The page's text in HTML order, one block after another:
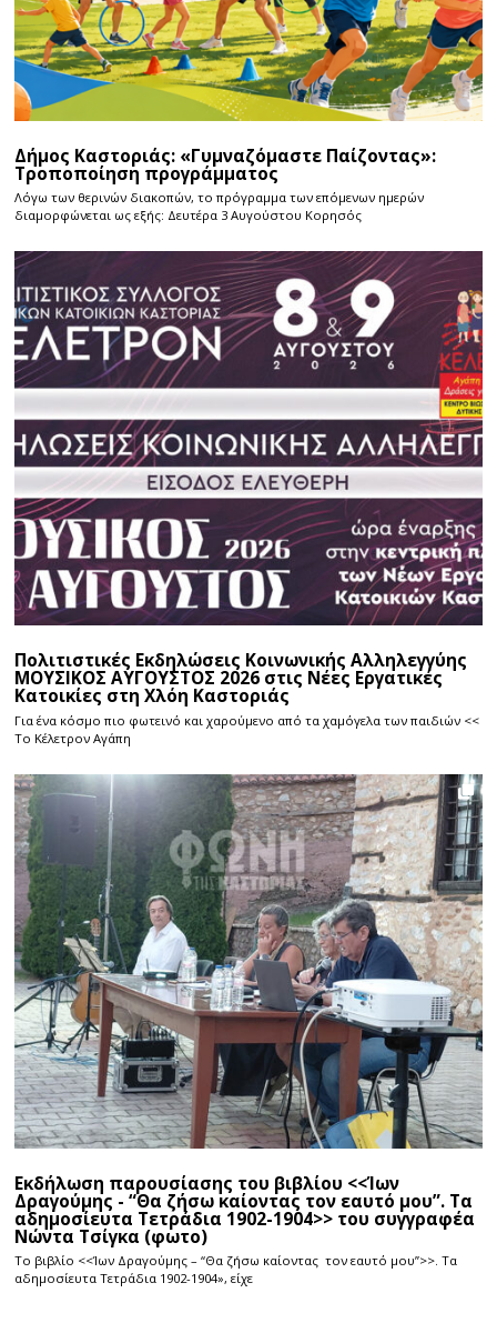
Δήμος Καστοριάς: «Γυμναζόμαστε Παίζοντας»:
Τροποποίηση προγράμματος
Λόγω των θερινών διακοπών, το πρόγραμμα των επόμενων ημερών
διαμορφώνεται ως εξής: Δευτέρα 3 Αυγούστου Κορησός
Πολιτιστικές Εκδηλώσεις Κοινωνικής Αλληλεγγύης
ΜΟΥΣΙΚΟΣ ΑΥΓΟΥΣΤΟΣ 2026 στις Νέες Εργατικές
Κατοικίες στη Χλόη Καστοριάς
Για ένα κόσμο πιο φωτεινό και χαρούμενο από τα χαμόγελα των παιδιών <<
Το Κέλετρον Αγάπη
Εκδήλωση παρουσίασης του βιβλίου <<Ίων
Δραγούμης - “Θα ζήσω καίοντας τον εαυτό μου”. Τα
αδημοσίευτα Τετράδια 1902-1904>> του συγγραφέα
Νώντα Τσίγκα (φωτο)
Το βιβλίο <<Ίων Δραγούμης – “Θα ζήσω καίοντας τον εαυτό μου”>>. Τα
αδημοσίευτα Τετράδια 1902-1904», είχε